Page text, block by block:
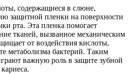
содержащиеся в слюне,
защитной пленки на поверхности
рта. Эта пленка помогает
тканей, вызванное механическим
от воздействия кислоты,
метаболизма бактерий. Таким
важную роль в защите зубной